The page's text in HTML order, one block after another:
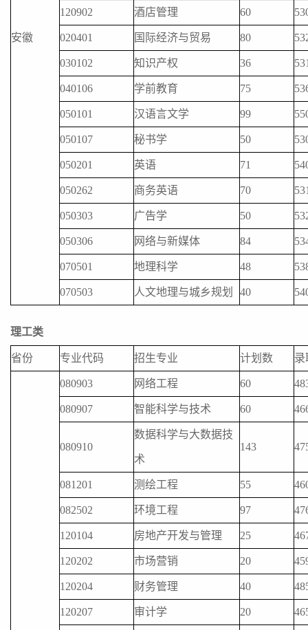
安徽
120902 酒店管理 60
020401 国际经济与贸易 80
030102 知识产权 36
040106 学前教育 75
050101 汉语言文学 99
050107 秘书学 50
050201 英语 71
050262 商务英语 70
050303 广告学 50
050306 网络与新媒体 84
070501 地理科学 48
070503 人文地理与城乡规划 40
理工类
省份 专业代码 招生专业 计划数 录
080903 网络工程 60
080907 智能科学与技术 60
080910
数据科学与大数据技
术
143
081201 测绘工程 55
082502 环境工程 97
120104 房地产开发与管理 25
120202 市场营销 20
120204 财务管理 40
120207 审计学 20